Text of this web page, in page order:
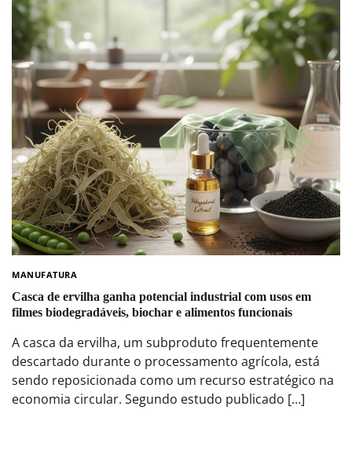
MANUFATURA
Casca de ervilha ganha potencial industrial com usos em
filmes biodegradáveis, biochar e alimentos funcionais
A casca da ervilha, um subproduto frequentemente
descartado durante o processamento agrícola, está
sendo reposicionada como um recurso estratégico na
economia circular. Segundo estudo publicado […]